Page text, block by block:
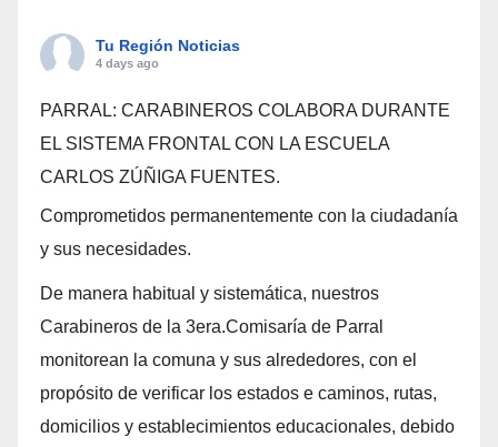
Tu Región Noticias
4 days ago
PARRAL: CARABINEROS COLABORA DURANTE
EL SISTEMA FRONTAL CON LA ESCUELA
CARLOS ZÚÑIGA FUENTES.
Comprometidos permanentemente con la ciudadanía
y sus necesidades.
De manera habitual y sistemática, nuestros
Carabineros de la 3era.Comisaría de Parral
monitorean la comuna y sus alrededores, con el
propósito de verificar los estados e caminos, rutas,
domicilios y establecimientos educacionales, debido